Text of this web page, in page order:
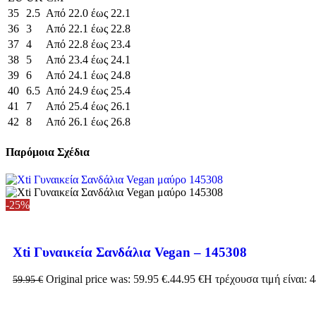
35
2.5 Από 22.0 έως 22.1
36 3
Από 22.1 έως 22.8
37 4
Από 22.8 έως 23.4
38
5
Από 23.4 έως 24.1
39 6
Από 24.1 έως 24.8
40 6.5 Από 24.9 έως 25.4
41
7
Από 25.4 έως 26.1
42
8 Από 26.1 έως 26.8
Παρόμοια Σχέδια
-25%
Xti Γυναικεία Σανδάλια Vegan – 145308
59.95€ Original price was: 59.95 €.44.95 €Η τρέχουσα τιμή είναι: